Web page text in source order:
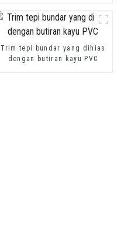
Trim tepi bundar yang dihias
dengan butiran kayu PVC